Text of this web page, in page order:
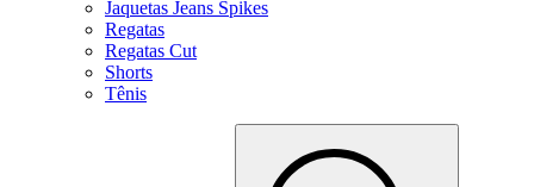
Jaquetas Jeans Spikes
Regatas
Regatas Cut
Shorts
Tênis